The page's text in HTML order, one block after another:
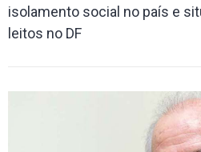
isolamento social no país e
leitos no DF